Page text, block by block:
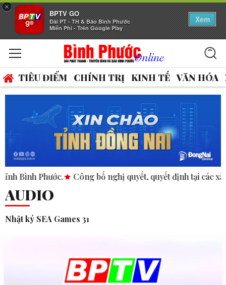
×
BPTV GO
Đài PT - TH & Báo Bình Phước
Miễn Phí - Trên Google Play
Xem
TIÊU ĐIỂM CHÍNH TRỊ KINH TẾ VĂN HÓA
Công bố nghị quyết, quyết định tại các xã, phường.
AUDIO
Nhật ký SEA Games 31